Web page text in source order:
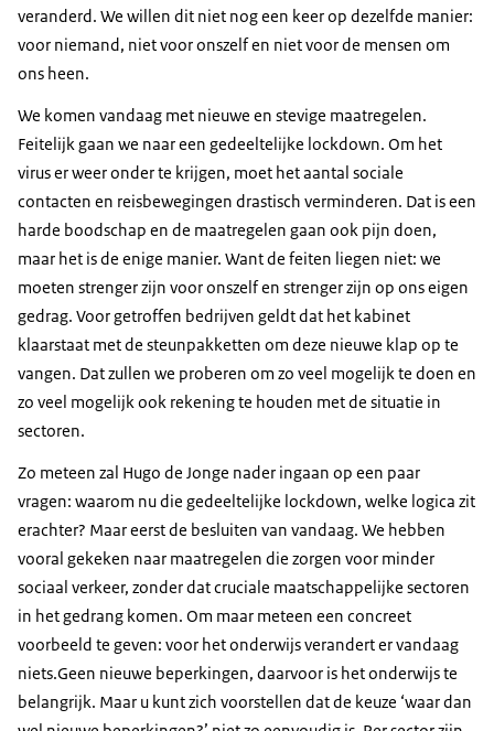
veranderd. We willen dit niet nog een keer op dezelfde manier:
voor niemand, niet voor onszelf en niet voor de mensen om
ons heen.
We komen vandaag met nieuwe en stevige maatregelen.
Feitelijk gaan we naar een gedeeltelijke lockdown. Om het
virus er weer onder te krijgen, moet het aantal sociale
contacten en reisbewegingen drastisch verminderen. Dat is een
harde boodschap en de maatregelen gaan ook pijn doen,
maar het is de enige manier. Want de feiten liegen niet: we
moeten strenger zijn voor onszelf en strenger zijn op ons eigen
gedrag. Voor getroffen bedrijven geldt dat het kabinet
klaarstaat met de steunpakketten om deze nieuwe klap op te
vangen. Dat zullen we proberen om zo veel mogelijk te doen en
zo veel mogelijk ook rekening te houden met de situatie in
sectoren.
Zo meteen zal Hugo de Jonge nader ingaan op een paar
vragen: waarom nu die gedeeltelijke lockdown, welke logica zit
erachter? Maar eerst de besluiten van vandaag. We hebben
vooral gekeken naar maatregelen die zorgen voor minder
sociaal verkeer, zonder dat cruciale maatschappelijke sectoren
in het gedrang komen. Om maar meteen een concreet
voorbeeld te geven: voor het onderwijs verandert er vandaag
niets.Geen nieuwe beperkingen, daarvoor is het onderwijs te
belangrijk. Maar u kunt zich voorstellen dat de keuze ‘waar dan